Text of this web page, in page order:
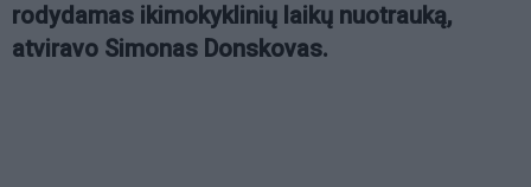
rodydamas ikimokyklinių laikų nuotrauką,
atviravo Simonas Donskovas.